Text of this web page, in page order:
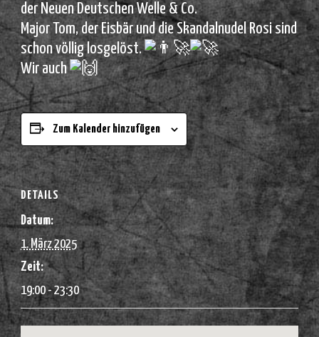
der Neuen Deutschen Welle & Co.
Major Tom, der Eisbär und die Skandalnudel Rosi sind
schon völlig losgelöst.
Wir auch
Zum Kalender hinzufügen
DETAILS
Datum:
1. März 2025
Zeit:
19:00 - 23:30